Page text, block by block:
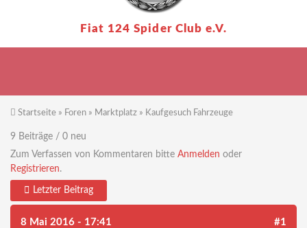
Fiat 124 Spider Club e.V.
Sie sind hier
Startseite » Foren » Marktplatz » Kaufgesuch Fahrzeuge
9 Beiträge / 0 neu
Zum Verfassen von Kommentaren bitte Anmelden oder
Registrieren.
Letzter Beitrag
8 Mai 2016 - 17:41 #1